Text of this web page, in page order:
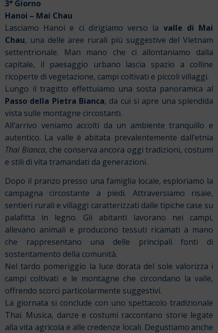
3° Giorno
Hanoi – Mai Chau
Lasciamo Hanoi e ci dirigiamo verso la valle di Mai
Chau, una delle aree rurali più suggestive del Vietnam
settentrionale. Man mano che ci allontaniamo dalla
capitale, il paesaggio urbano lascia spazio a colline
ricoperte di vegetazione, campi coltivati e piccoli villaggi.
Lungo il tragitto effettuiamo una sosta panoramica al
Passo della Pietra Bianca, da cui si apre una splendida
vista sulle montagne circostanti.
All’arrivo veniamo accolti da un ambiente tranquillo e
autentico. La valle è abitata prevalentemente dall’etnia
Thai Bianca, che conserva ancora oggi tradizioni, costumi
e stili di vita tramandati da generazioni.
Dopo il pranzo presso una famiglia locale, esploriamo la
campagna circostante a piedi. Attraversiamo risaie,
sentieri rurali e villaggi caratterizzati dalle tipiche case su
palafitta in legno. Gli abitanti lavorano nei campi,
allevano animali e producono tessuti ricamati a mano
che rappresentano una delle principali fonti di
sostentamento della comunità.
Nel tardo pomeriggio la luce dorata del sole valorizza i
campi coltivati e le montagne che circondano la valle,
offrendo scorci particolarmente suggestivi.
La giornata si conclude con uno spettacolo tradizionale
Thai. Musica, danze e costumi raccontano storie legate
alla vita agricola e alle credenze locali. Degustiamo anche